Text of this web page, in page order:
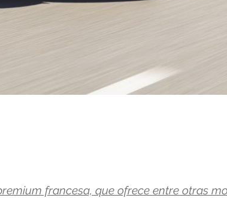
francesa, que ofrece entre otras